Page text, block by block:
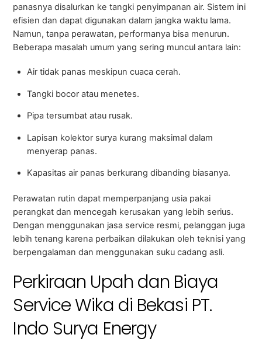
panasnya disalurkan ke tangki penyimpanan air. Sistem ini
efisien dan dapat digunakan dalam jangka waktu lama.
Namun, tanpa perawatan, performanya bisa menurun.
Beberapa masalah umum yang sering muncul antara lain:
Air tidak panas meskipun cuaca cerah.
Tangki bocor atau menetes.
Pipa tersumbat atau rusak.
Lapisan kolektor surya kurang maksimal dalam
menyerap panas.
Kapasitas air panas berkurang dibanding biasanya.
Perawatan rutin dapat memperpanjang usia pakai
perangkat dan mencegah kerusakan yang lebih serius.
Dengan menggunakan jasa service resmi, pelanggan juga
lebih tenang karena perbaikan dilakukan oleh teknisi yang
berpengalaman dan menggunakan suku cadang asli.
Perkiraan Upah dan Biaya
Service Wika di Bekasi PT.
Indo Surya Energy